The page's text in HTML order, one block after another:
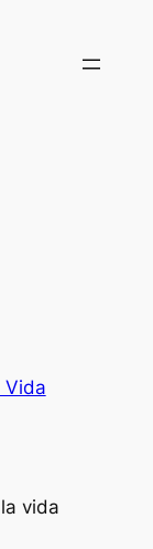
Vida
vida